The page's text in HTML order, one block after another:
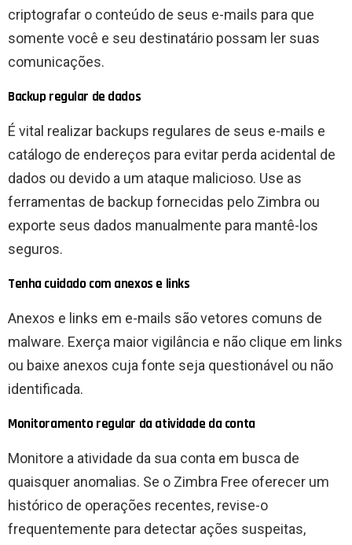
criptografar o conteúdo de seus e-mails para que
somente você e seu destinatário possam ler suas
comunicações.
Backup regular de dados
É vital realizar backups regulares de seus e-mails e
catálogo de endereços para evitar perda acidental de
dados ou devido a um ataque malicioso. Use as
ferramentas de backup fornecidas pelo Zimbra ou
exporte seus dados manualmente para mantê-los
seguros.
Tenha cuidado com anexos e links
Anexos e links em e-mails são vetores comuns de
malware. Exerça maior vigilância e não clique em links
ou baixe anexos cuja fonte seja questionável ou não
identificada.
Monitoramento regular da atividade da conta
Monitore a atividade da sua conta em busca de
quaisquer anomalias. Se o Zimbra Free oferecer um
histórico de operações recentes, revise-o
frequentemente para detectar ações suspeitas,